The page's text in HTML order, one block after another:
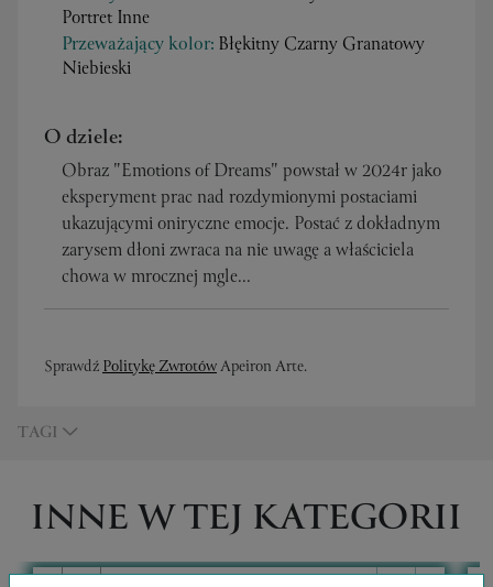
Portret Inne
Przeważający kolor: Błękitny Czarny Granatowy
Niebieski
O dziele:
Obraz "Emotions of Dreams" powstał w 2024r jako
eksperyment prac nad rozdymionymi postaciami
ukazującymi oniryczne emocje. Postać z dokładnym
zarysem dłoni zwraca na nie uwagę a właściciela
chowa w mrocznej mgle...
SprawdźPolitykę ZwrotówApeiron Arte.
TAGI
INNE W TEJ KATEGORII